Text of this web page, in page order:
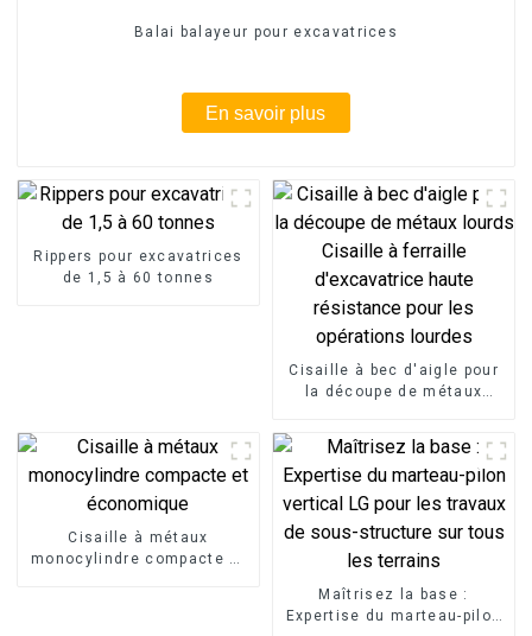
Balai balayeur pour excavatrices
En savoir plus
Rippers pour excavatrices
de 1,5 à 60 tonnes
Cisaille à bec d'aigle pour
la découpe de métaux
résistance pour les
opérations lourdes
Cisaille à métaux
monocylindre compacte et
Maîtrisez la base :
Expertise du marteau-pilon